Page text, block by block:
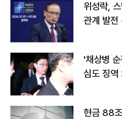
위성락,
관계 발전
'채상병
심도 징역
현금 88